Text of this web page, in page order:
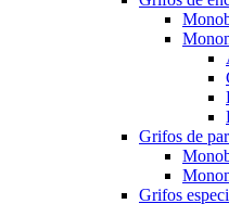
Grifos de
Grifos